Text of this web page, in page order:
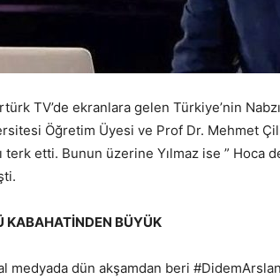
TV’de ekranlara gelen Türkiye’nin
Öğretim Üyesi ve Prof Dr. Mehmet
terk etti. Bunun üzerine Yılmaz ise ”
KABAHATİNDEN BÜYÜK
medyada dün akşamdan beri